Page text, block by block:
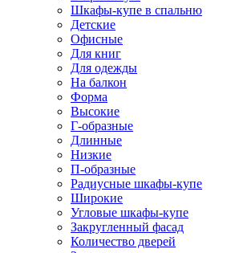
Шкафы-купе в спальню
Детские
Офисные
Для книг
Для одежды
На балкон
Форма
Высокие
Г-образные
Длинные
Низкие
П-образные
Радиусные шкафы-купе
Широкие
Угловые шкафы-купе
Закругленный фасад
Количество дверей